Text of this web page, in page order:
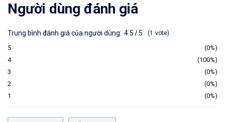
Người dùng đánh giá
Trung bình đánh giá của người dùng: 4.5 5 1 vote
5
0%
4
100%
3
0%
2
0%
1
0%